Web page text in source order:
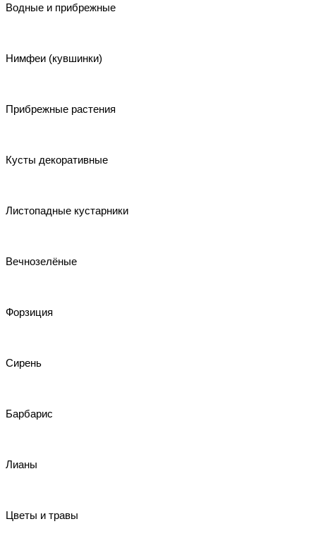
Водные и прибрежные
Нимфеи (кувшинки)
Прибрежные растения
Кусты декоративные
Листопадные кустарники
Вечнозелёные
Форзиция
Сирень
Барбарис
Лианы
Цветы и травы